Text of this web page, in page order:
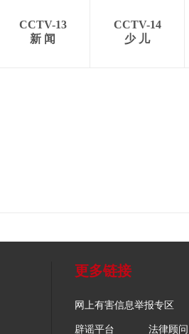
CCTV-13
新 闻
CCTV-14
少 儿
更多链接
网上有害信息举报专区
辟谣平台 法律顾问